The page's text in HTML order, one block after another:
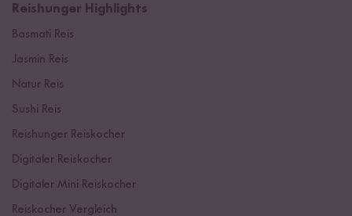
Reishunger Highlights
Basmati Reis
Jasmin Reis
Natur Reis
Sushi Reis
Reishunger Reiskocher
Digitaler Reiskocher
Digitaler Mini Reiskocher
Reiskocher Vergleich